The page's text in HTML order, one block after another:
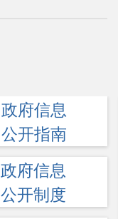
政府信息
公开指南
政府信息
公开制度